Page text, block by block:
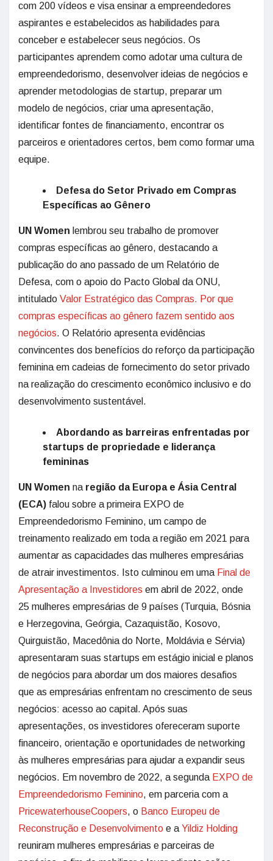
com 200 vídeos e visa ensinar a empreendedores
aspirantes e estabelecidos as habilidades para
conceber e estabelecer seus negócios. Os
participantes aprendem como adotar uma cultura de
empreendedorismo, desenvolver ideias de negócios e
aprender metodologias de startup, preparar um
modelo de negócios, criar uma apresentação,
identificar fontes de financiamento, encontrar os
parceiros e orientadores certos, bem como formar uma
equipe.
Defesa do Setor Privado em Compras
Específicas ao Gênero
UN Women lembrou seu trabalho de promover
compras específicas ao gênero, destacando a
publicação do ano passado de um Relatório de
Defesa, com o apoio do Pacto Global da ONU,
intitulado Valor Estratégico das Compras. Por que
compras específicas ao gênero fazem sentido aos
negócios. O Relatório apresenta evidências
convincentes dos benefícios do reforço da participação
feminina em cadeias de fornecimento do setor privado
na realização do crescimento econômico inclusivo e do
desenvolvimento sustentável.
Abordando as barreiras enfrentadas por
startups de propriedade e liderança
femininas
UN Women na região da Europa e Ásia Central
(ECA) falou sobre a primeira EXPO de
Empreendedorismo Feminino, um campo de
treinamento realizado em toda a região em 2021 para
aumentar as capacidades das mulheres empresárias
de atrair investimentos. Isto culminou em uma Final de
Apresentação a Investidores em abril de 2022, onde
25 mulheres empresárias de 9 países (Turquia, Bósnia
e Herzegovina, Geórgia, Cazaquistão, Kosovo,
Quirguistão, Macedônia do Norte, Moldávia e Sérvia)
apresentaram suas startups em estágio inicial e planos
de negócios para abordar um dos maiores desafios
que as empresárias enfrentam no crescimento de seus
negócios: acesso ao capital. Após suas
apresentações, os investidores ofereceram suporte
financeiro, orientação e oportunidades de networking
às mulheres empresárias para ajudar a expandir seus
negócios. Em novembro de 2022, a segunda EXPO de
Empreendedorismo Feminino, em parceria com a
PricewaterhouseCoopers, o Banco Europeu de
Reconstrução e Desenvolvimento e a Yildiz Holding
reuniram mulheres empresárias e parceiras de